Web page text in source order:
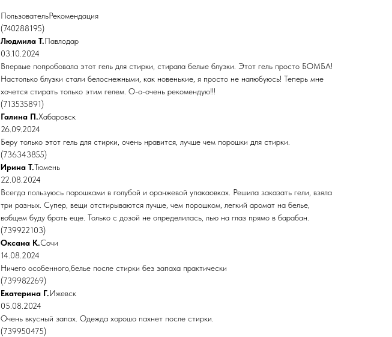
ПользовательРекомендация
(740288195)
Людмила Т.Павлодар
03.10.2024
Впервые попробовала этот гель для стирки, стирала белые блузки. Этот гель просто БОМБА!
Настолько блузки стали белоснежными, как новенькие, я просто не налюбуюсь! Теперь мне
хочется стирать только этим гелем. О-о-очень рекомендую!!!
(713535891)
Галина П.Хабаровск
26.09.2024
Беру только этот гель для стирки, очень нравится, лучше чем порошки для стирки.
(736343855)
Ирина Т.Тюмень
22.08.2024
Всегда пользуюсь порошками в голубой и оранжевой упакаовках. Решила заказать гели, взяла
три разных. Супер, вещи отстирываются лучше, чем порошком, легкий аромат на белье,
вобщем буду брать еще. Только с дозой не определилась, лью на глаз прямо в барабан.
(739922103)
Оксана К.Сочи
14.08.2024
Ничего особенного,белье после стирки без запаха практически
(739982269)
Екатерина Г.Ижевск
05.08.2024
Очень вкусный запах. Одежда хорошо пахнет после стирки.
(739950475)